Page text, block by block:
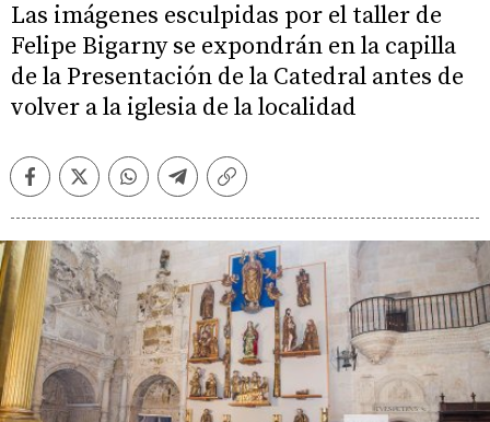
Las imágenes esculpidas por el taller de
Felipe Bigarny se expondrán en la capilla
de la Presentación de la Catedral antes de
volver a la iglesia de la localidad
FacebookTwitterWhatsappTelegramCopiar